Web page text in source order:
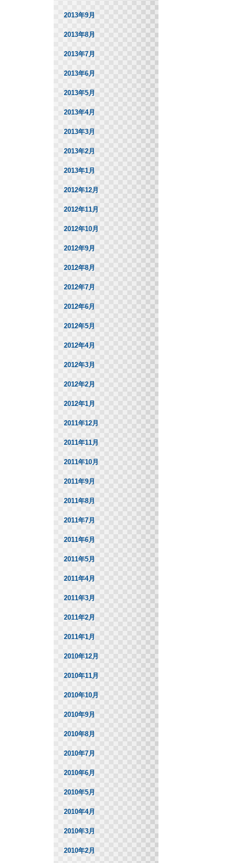
2013年9月
2013年8月
2013年7月
2013年6月
2013年5月
2013年4月
2013年3月
2013年2月
2013年1月
2012年12月
2012年11月
2012年10月
2012年9月
2012年8月
2012年7月
2012年6月
2012年5月
2012年4月
2012年3月
2012年2月
2012年1月
2011年12月
2011年11月
2011年10月
2011年9月
2011年8月
2011年7月
2011年6月
2011年5月
2011年4月
2011年3月
2011年2月
2011年1月
2010年12月
2010年11月
2010年10月
2010年9月
2010年8月
2010年7月
2010年6月
2010年5月
2010年4月
2010年3月
2010年2月